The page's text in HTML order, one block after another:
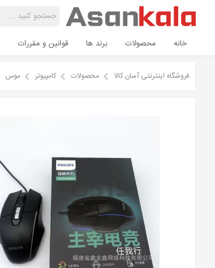
خانه محصولات برند ها قوانین و مقررات
فروشگاه اینترنتی آسان کالا محصولات کامپیوتر موس